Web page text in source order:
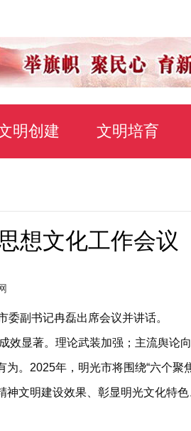
明创建 文明培育
想文化工作会议
副书记冉磊出席会议并讲话。
显著。理论武装加强；主流舆论
。2025年，明光市将围绕“六个聚
文明建设效果、彰显明光文化特